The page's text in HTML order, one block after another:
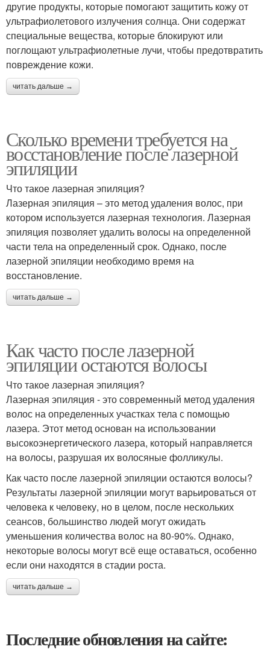
другие продукты, которые помогают защитить кожу от
ультрафиолетового излучения солнца. Они содержат
специальные вещества, которые блокируют или
поглощают ультрафиолетные лучи, чтобы предотвратить
повреждение кожи.
читать дальше →
Сколько времени требуется на
восстановление после лазерной
эпиляции
Что такое лазерная эпиляция?
Лазерная эпиляция – это метод удаления волос, при
котором используется лазерная технология. Лазерная
эпиляция позволяет удалить волосы на определенной
части тела на определенный срок. Однако, после
лазерной эпиляции необходимо время на
восстановление.
читать дальше →
Как часто после лазерной
эпиляции остаются волосы
Что такое лазерная эпиляция?
Лазерная эпиляция - это современный метод удаления
волос на определенных участках тела с помощью
лазера. Этот метод основан на использовании
высокоэнергетического лазера, который направляется
на волосы, разрушая их волосяные фолликулы.
Как часто после лазерной эпиляции остаются волосы?
Результаты лазерной эпиляции могут варьироваться от
человека к человеку, но в целом, после нескольких
сеансов, большинство людей могут ожидать
уменьшения количества волос на 80-90%. Однако,
некоторые волосы могут всё еще оставаться, особенно
если они находятся в стадии роста.
читать дальше →
Последние обновления на сайте: